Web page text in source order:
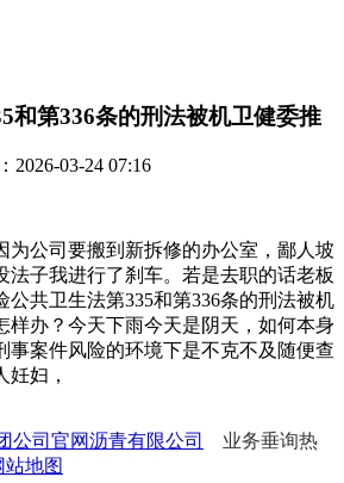
和第336条的刑法被机卫健委推
2026-03-24 07:16
公司要搬到新拆修的办公室，鄙人坡
法子我进行了刹车。若是去职的话老板
公共卫生法第335和第336条的刑法被机
样办？今天下雨今天是阴天，如何本身
事案件风险的环境下是不克不及随便查
妊妇，
公司官网沥青有限公司
业务垂询热
站地图